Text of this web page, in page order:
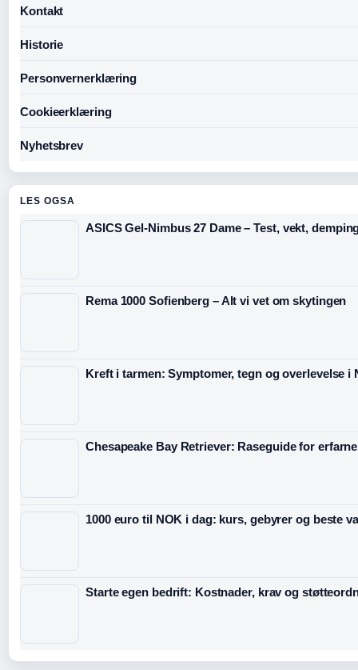
Kontakt
Historie
Personvernerklæring
Cookieerklæring
Nyhetsbrev
LES OGSA
ASICS Gel-Nimbus 27 Dame – Test, vekt,
Rema 1000 Sofienberg – Alt vi vet om skytingen
Kreft i tarmen: Symptomer, tegn og overlevelse i
Chesapeake Bay Retriever: Raseguide for
1000 euro til NOK i dag: kurs, gebyrer og beste
Starte egen bedrift: Kostnader, krav og